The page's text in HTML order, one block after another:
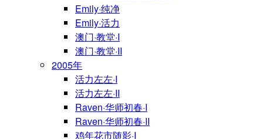
Emily·纯净
Emily·活力
澳门·教堂·I
澳门·教堂·II
2005年
活力左左·I
活力左左·II
Raven·华师初春·I
Raven·华师初春·II
鸡年花市随影·I